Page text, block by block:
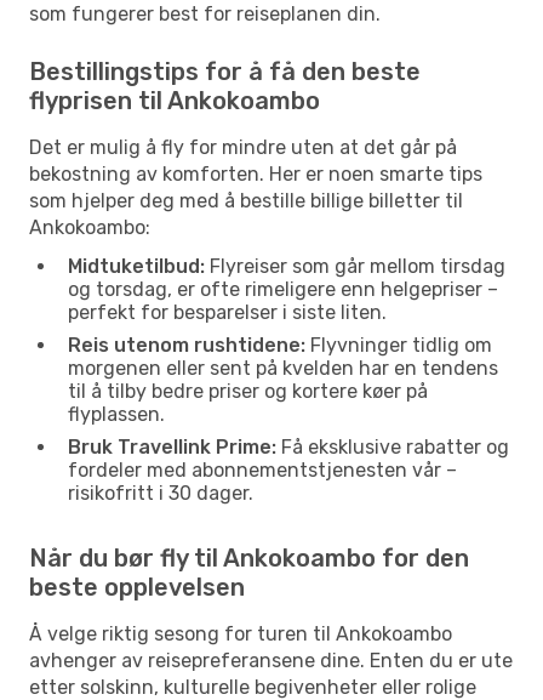
som fungerer best for reiseplanen din.
Bestillingstips for å få den beste
flyprisen til Ankokoambo
Det er mulig å fly for mindre uten at det går på
bekostning av komforten. Her er noen smarte tips
som hjelper deg med å bestille billige billetter til
Ankokoambo:
Midtuketilbud: Flyreiser som går mellom tirsdag
og torsdag, er ofte rimeligere enn helgepriser –
perfekt for besparelser i siste liten.
Reis utenom rushtidene: Flyvninger tidlig om
morgenen eller sent på kvelden har en tendens
til å tilby bedre priser og kortere køer på
flyplassen.
Bruk Travellink Prime: Få eksklusive rabatter og
fordeler med abonnementstjenesten vår –
risikofritt i 30 dager.
Når du bør fly til Ankokoambo for den
beste opplevelsen
Å velge riktig sesong for turen til Ankokoambo
avhenger av reisepreferansene dine. Enten du er ute
etter solskinn, kulturelle begivenheter eller rolige